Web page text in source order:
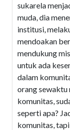
sukarela
muda, dia
institusi,
mendoakan
mendukung
untuk ada
dalam
orang sewaktu
komunitas,
seperti apa?
komunitas,